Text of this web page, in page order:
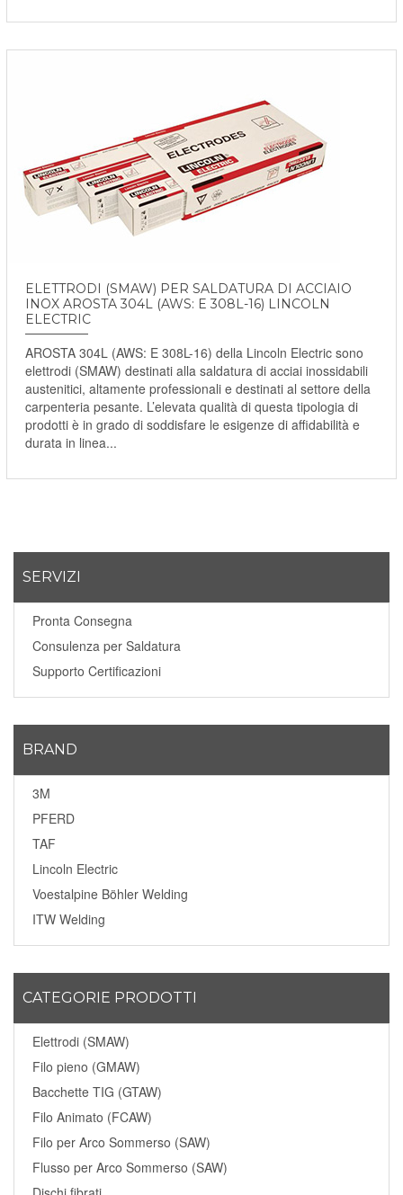
ELETTRODI (SMAW) PER SALDATURA DI ACCIAIO
INOX AROSTA 304L (AWS: E 308L-16) LINCOLN
ELECTRIC
AROSTA 304L (AWS: E 308L-16) della Lincoln Electric sono
elettrodi (SMAW) destinati alla saldatura di acciai inossidabili
austenitici, altamente professionali e destinati al settore della
carpenteria pesante. L’elevata qualità di questa tipologia di
prodotti è in grado di soddisfare le esigenze di affidabilità e
durata in linea...
SERVIZI
Pronta Consegna
Consulenza per Saldatura
Supporto Certificazioni
BRAND
3M
PFERD
TAF
Lincoln Electric
Voestalpine Böhler Welding
ITW Welding
CATEGORIE PRODOTTI
Elettrodi (SMAW)
Filo pieno (GMAW)
Bacchette TIG (GTAW)
Filo Animato (FCAW)
Filo per Arco Sommerso (SAW)
Flusso per Arco Sommerso (SAW)